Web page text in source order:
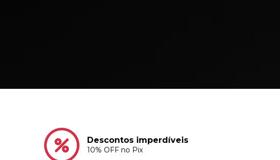
Descontos imperdíveis
10% OFF no Pix